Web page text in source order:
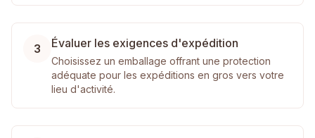
3 Évaluer les exigences d'expédition
Choisissez un emballage offrant une protection
adéquate pour les expéditions en gros vers votre
lieu d'activité.